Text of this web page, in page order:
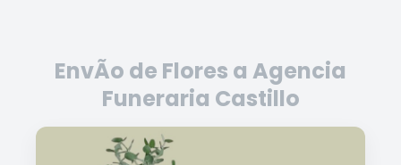
EnvÃ­o de Flores a Agencia
Funeraria Castillo